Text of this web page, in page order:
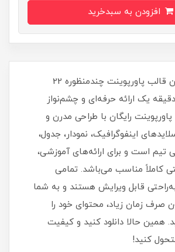
با دانلود رایگان این قالب پاورپوینت چندمنظوره 22
یک ارائه حرفه‌ای و چشم‌نواز
رایگان با طراحی مدرن و
اینفوگرافیک، نمودار، جدول،
تیم است و برای ارائه‌های آموزشی،
کاملاً مناسب می‌باشد. تمامی
قابل ویرایش هستند و به شما
صرف زمان زیاد، محتوای خود را
همین حالا دانلود کنید و کیفیت
کنید!